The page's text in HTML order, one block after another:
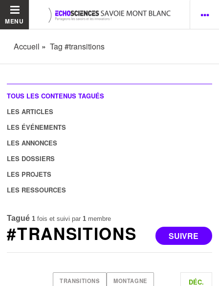
MENU
Accueil Tag #transitions
TOUS LES CONTENUS TAGUÉS
LES ARTICLES
LES ÉVÉNEMENTS
LES ANNONCES
LES DOSSIERS
LES PROJETS
LES RESSOURCES
Tagué 1 fois et suivi par 1 membre
SUIVRE
#TRANSITIONS
TRANSITIONS MONTAGNE DÉC.